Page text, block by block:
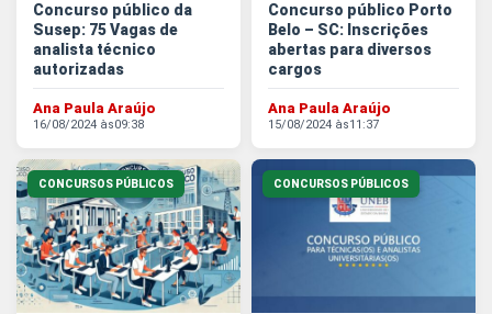
Concurso público da
Susep: 75 Vagas de
analista técnico
autorizadas
Ana Paula Araújo
16/08/2024 às09:38
Concurso público Porto
Belo – SC: Inscrições
abertas para diversos
cargos
Ana Paula Araújo
15/08/2024 às11:37
CONCURSOS PÚBLICOS CONCURSOS PÚBLICOS